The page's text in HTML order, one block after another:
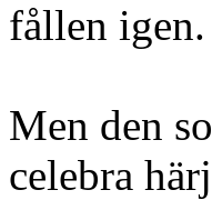
fållen igen.
Men den
celebra